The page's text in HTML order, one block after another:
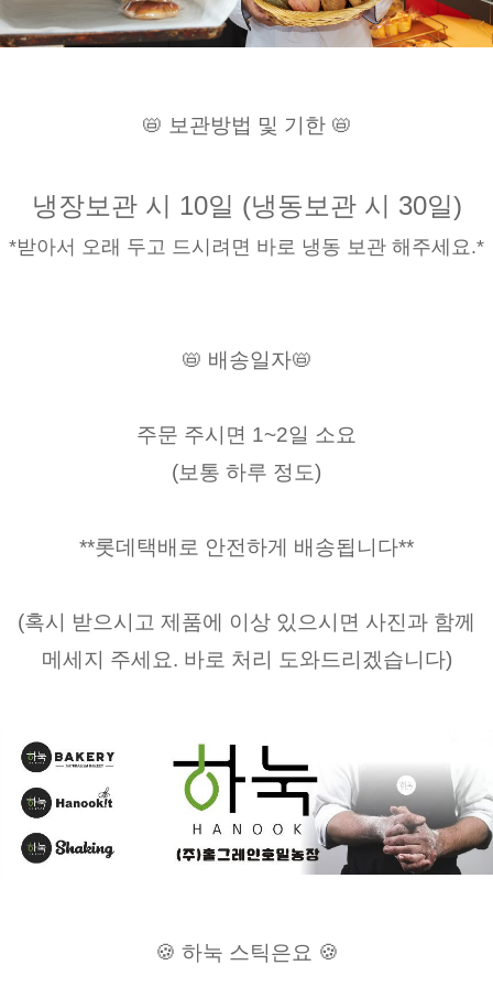
📛 보관방법 및 기한 📛
냉장보관 시 10일 (냉동보관 시 30일)
*받아서 오래 두고 드시려면 바로 냉동 보관 해주세요.*
📛 배송일자📛
주문 주시면 1~2일 소요
(보통 하루 정도)
**롯데택배로 안전하게 배송됩니다**
(혹시 받으시고 제품에 이상 있으시면 사진과 함께
메세지 주세요. 바로 처리 도와드리겠습니다)
🍪 하눅 스틱은요 🍪